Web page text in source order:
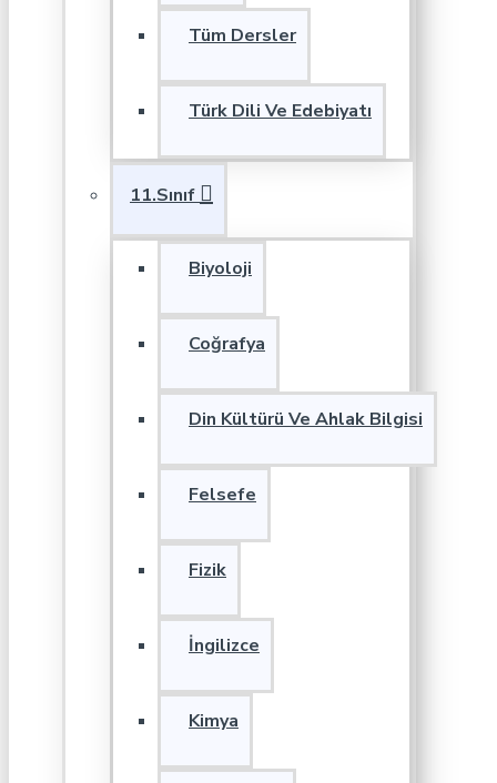
Tüm Dersler
Türk Dili Ve Edebiyatı
11.Sınıf
Biyoloji
Coğrafya
Din Kültürü Ve Ahlak Bilgisi
Felsefe
Fizik
İngilizce
Kimya